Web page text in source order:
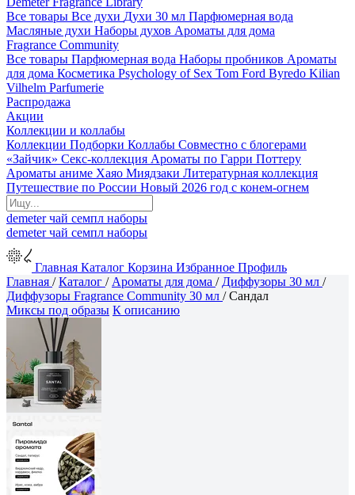
Все товары Все духи Духи 30 мл Парфюмерная вода
Масляные духи Наборы духов Ароматы для дома
Fragrance Community
Все товары Парфюмерная вода Наборы пробников Ароматы
для дома Косметика Psychology of Sex Tom Ford Byredo Kilian
Vilhelm Parfumerie
Распродажа
Акции
Коллекции и коллабы
Коллекции Подборки Коллабы Совместно с блогерами
«Зайчик» Секс-коллекция Ароматы по Гарри Поттеру
Ароматы аниме Хаяо Миядзаки Литературная коллекция
Путешествие по России Новый 2026 год с конем-огнем
demeterчай семпл наборы
demeterчай семпл наборы
Главная Каталог Корзина Избранное Профиль
Главная /Каталог / Ароматы для дома / Диффузоры 30 мл /
Диффузоры Fragrance Community 30 мл /Сандал
Миксы под образы К описанию